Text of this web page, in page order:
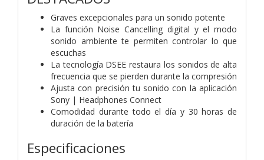
Graves excepcionales para un sonido potente
La función Noise Cancelling digital y el modo
sonido ambiente te permiten controlar lo que
escuchas
La tecnología DSEE restaura los sonidos de alta
frecuencia que se pierden durante la compresión
Ajusta con precisión tu sonido con la aplicación
Sony | Headphones Connect
Comodidad durante todo el día y 30 horas de
duración de la batería
Especificaciones